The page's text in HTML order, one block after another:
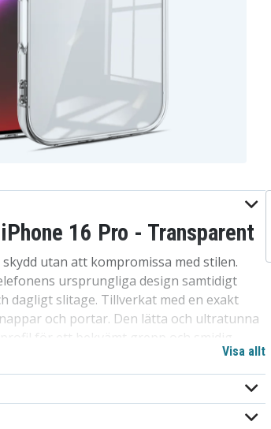
16 Pro - Transparent
utan att kompromissa med stilen.
ursprungliga design samtidigt
dagligt slitage. Tillverkat med en exakt
och portar. Den lätta och ultratunna
för ett bekvämt grepp och smidig
med detta pålitliga och minimalistiska
premiumkänsla!
Visa allt